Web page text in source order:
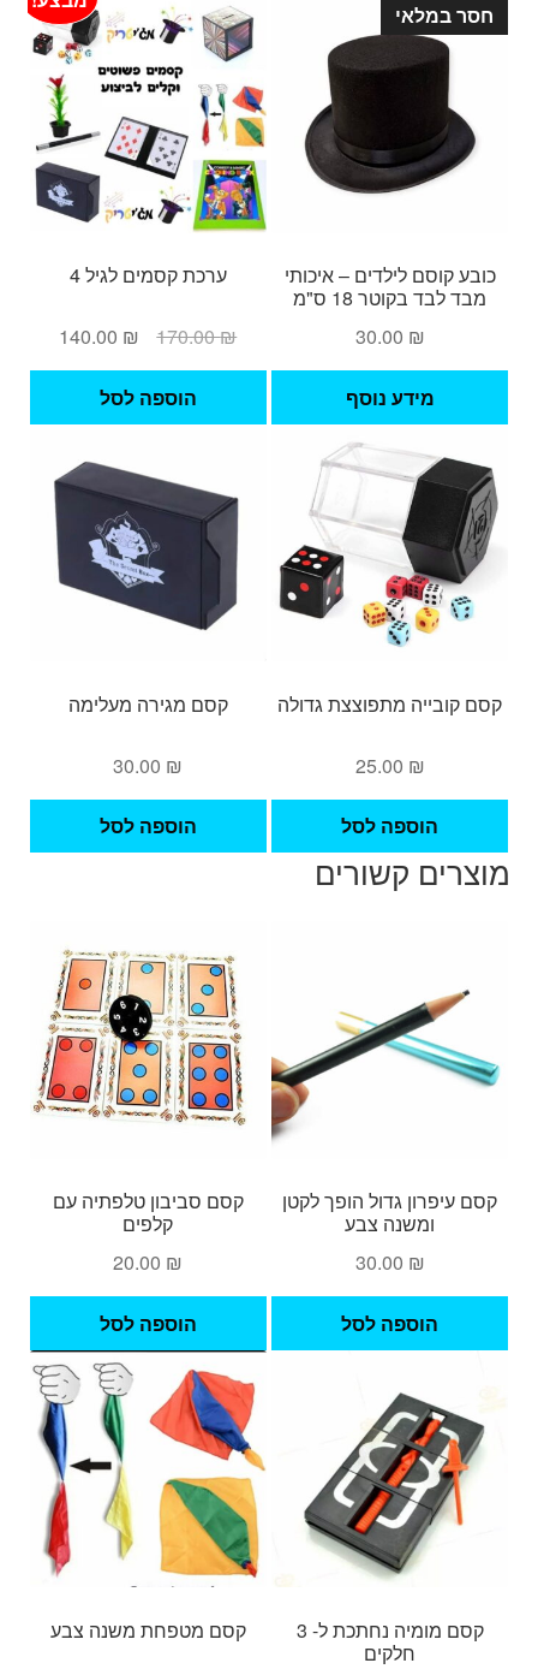
חסר במלאי
כובע קוסם לילדים – איכותי
מבד לבד בקוטר 18 ס"מ
30.00 ₪
מידע נוסף
ערכת קסמים לגיל 4
170.00₪
המחיר
המקורי
היה:
170.00 ₪.
140.00 ₪
המחיר
הנוכחי
140.00 ₪.
הוספה לסל
קסם קובייה מתפוצצת גדולה
25.00 ₪
הוספה לסל
קסם מגירה מעלימה
30.00 ₪
הוספה לסל
מוצרים קשורים
קסם עיפרון גדול הופך לקטן
ומשנה צבע
30.00 ₪
הוספה לסל
קסם סביבון טלפתיה עם
קלפים
20.00 ₪
הוספה לסל
קסם מומיה נחתכת ל- 3
חלקים
קסם מטפחת משנה צבע